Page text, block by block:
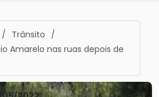
/ Trânsito /
Amarelo nas ruas depois de